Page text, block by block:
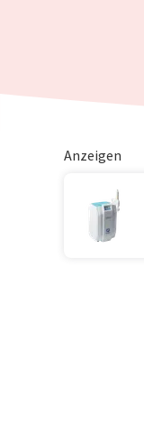
Anzeigen